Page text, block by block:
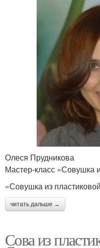
Олеся Прудникова
Мастер-класс «Совушка
«Совушка из
читать дальше →
Сова из